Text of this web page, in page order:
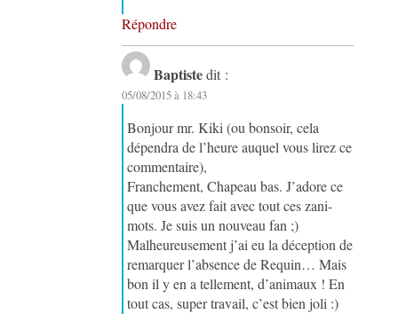
Répondre
Baptiste dit :
05/08/2015 à 18:43
Bonjour mr. Kiki (ou bonsoir, cela
dépendra de l’heure auquel vous lirez ce
commentaire),
Franchement, Chapeau bas. J’adore ce
que vous avez fait avec tout ces zani-
mots. Je suis un nouveau fan ;)
Malheureusement j’ai eu la déception de
remarquer l’absence de Requin… Mais
bon il y en a tellement, d’animaux ! En
tout cas, super travail, c’est bien joli :)